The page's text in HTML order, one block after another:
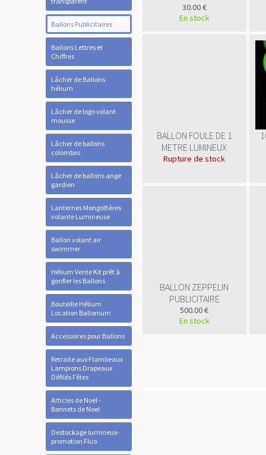
Ballons Publicitaires
Ballons Lettres et
Chiffres
Lâcher de Ballons
hélium
Lâcher de logo volant
mousse
Lâcher de ballons
colombes
Lâcher de ballons ange
gardien
Lanternes Mongolfières
volante Lumineuse
Ballon volant air
swimmer
Hélium Vente Kit prêt à
gonfler les Ballons
Bouteille Hélium
Location Ballonium
Accessoires pour Ballons
Retraite aux Flambeaux
Lampions Drapeaux
Défilés Fêtes
Articles de Noël -
Bonnets de Noel
Destockage lumineux-
promotion Fluo
30.00 €
En stock
BALLON FOULE DE 1
METRE LUMINEUX
Rupture de stock
BALLON ZEPPELIN
PUBLICITAIRE
500.00 €
En stock